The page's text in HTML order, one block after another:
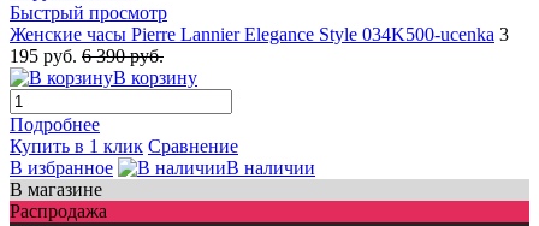
Быстрый просмотр
Женские часы Pierre Lannier Elegance Style 034K500-ucenka 3
195 руб. 6 390 руб.
В корзину
Подробнее
Купить в 1 клик Сравнение
В избранное
В наличии
В магазине
Распродажа